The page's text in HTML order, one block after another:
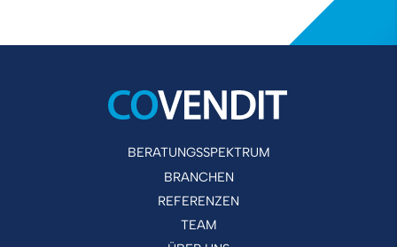
BERATUNGSSPEKTRUM
BRANCHEN
REFERENZEN
TEAM